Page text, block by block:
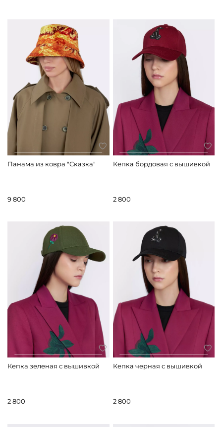
Панама из ковра "Сказка"
9 800
Кепка бордовая с вышивкой
2 800
Кепка зеленая с вышивкой
2 800
Кепка черная с вышивкой
2 800